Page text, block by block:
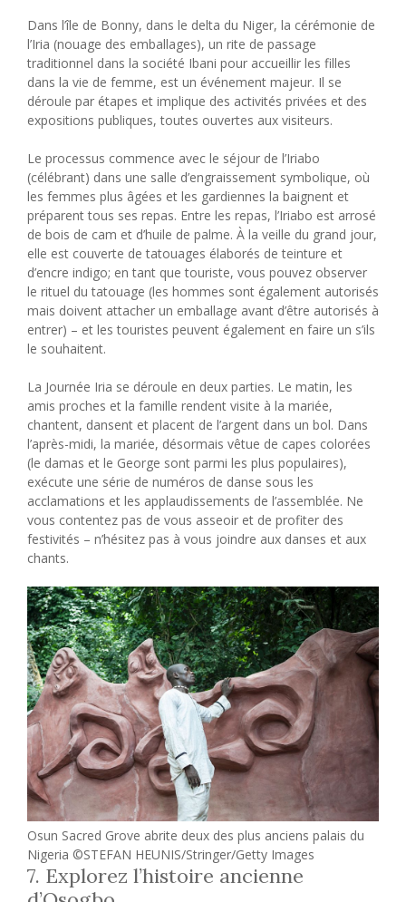
Dans l’île de Bonny, dans le delta du Niger, la cérémonie de
l’Iria (nouage des emballages), un rite de passage
traditionnel dans la société Ibani pour accueillir les filles
dans la vie de femme, est un événement majeur. Il se
déroule par étapes et implique des activités privées et des
expositions publiques, toutes ouvertes aux visiteurs.
Le processus commence avec le séjour de l’Iriabo
(célébrant) dans une salle d’engraissement symbolique, où
les femmes plus âgées et les gardiennes la baignent et
préparent tous ses repas. Entre les repas, l’Iriabo est arrosé
de bois de cam et d’huile de palme. À la veille du grand jour,
elle est couverte de tatouages ​​élaborés de teinture et
d’encre indigo; en tant que touriste, vous pouvez observer
le rituel du tatouage (les hommes sont également autorisés
mais doivent attacher un emballage avant d’être autorisés à
entrer) – et les touristes peuvent également en faire un s’ils
le souhaitent.
La Journée Iria se déroule en deux parties. Le matin, les
amis proches et la famille rendent visite à la mariée,
chantent, dansent et placent de l’argent dans un bol. Dans
l’après-midi, la mariée, désormais vêtue de capes colorées
(le damas et le George sont parmi les plus populaires),
exécute une série de numéros de danse sous les
acclamations et les applaudissements de l’assemblée. Ne
vous contentez pas de vous asseoir et de profiter des
festivités – n’hésitez pas à vous joindre aux danses et aux
chants.
Osun Sacred Grove abrite deux des plus anciens palais du
Nigeria ©STEFAN HEUNIS/Stringer/Getty Images
7. Explorez l’histoire ancienne